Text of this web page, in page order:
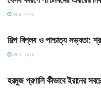
মে ৪, ২০২৬
শিল্প বিপ্লব ও পাশ্চাত্য সভ্যতা:
মে ২, ২০২৬
হরমুজ প্রণালি কীভাবে ইরানের